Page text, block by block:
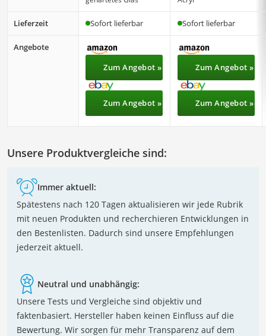
Lieferzeit Sofort lieferbar Sofort lieferbar
Angebote
Zum Angebot »
Zum Angebot »
Zum Angebot »
Zum Angebot »
Unsere Produktvergleiche sind:
Immer aktuell:
Spätestens nach 120 Tagen aktualisieren wir jede Rubrik
mit neuen Produkten und recherchieren Entwicklungen in
den Bestenlisten. Dadurch sind unsere Empfehlungen
jederzeit aktuell.
Neutral und unabhängig:
Unsere Tests und Vergleiche sind objektiv und
faktenbasiert. Hersteller haben keinen Einfluss auf die
Bewertung. Wir sorgen für mehr Transparenz auf dem